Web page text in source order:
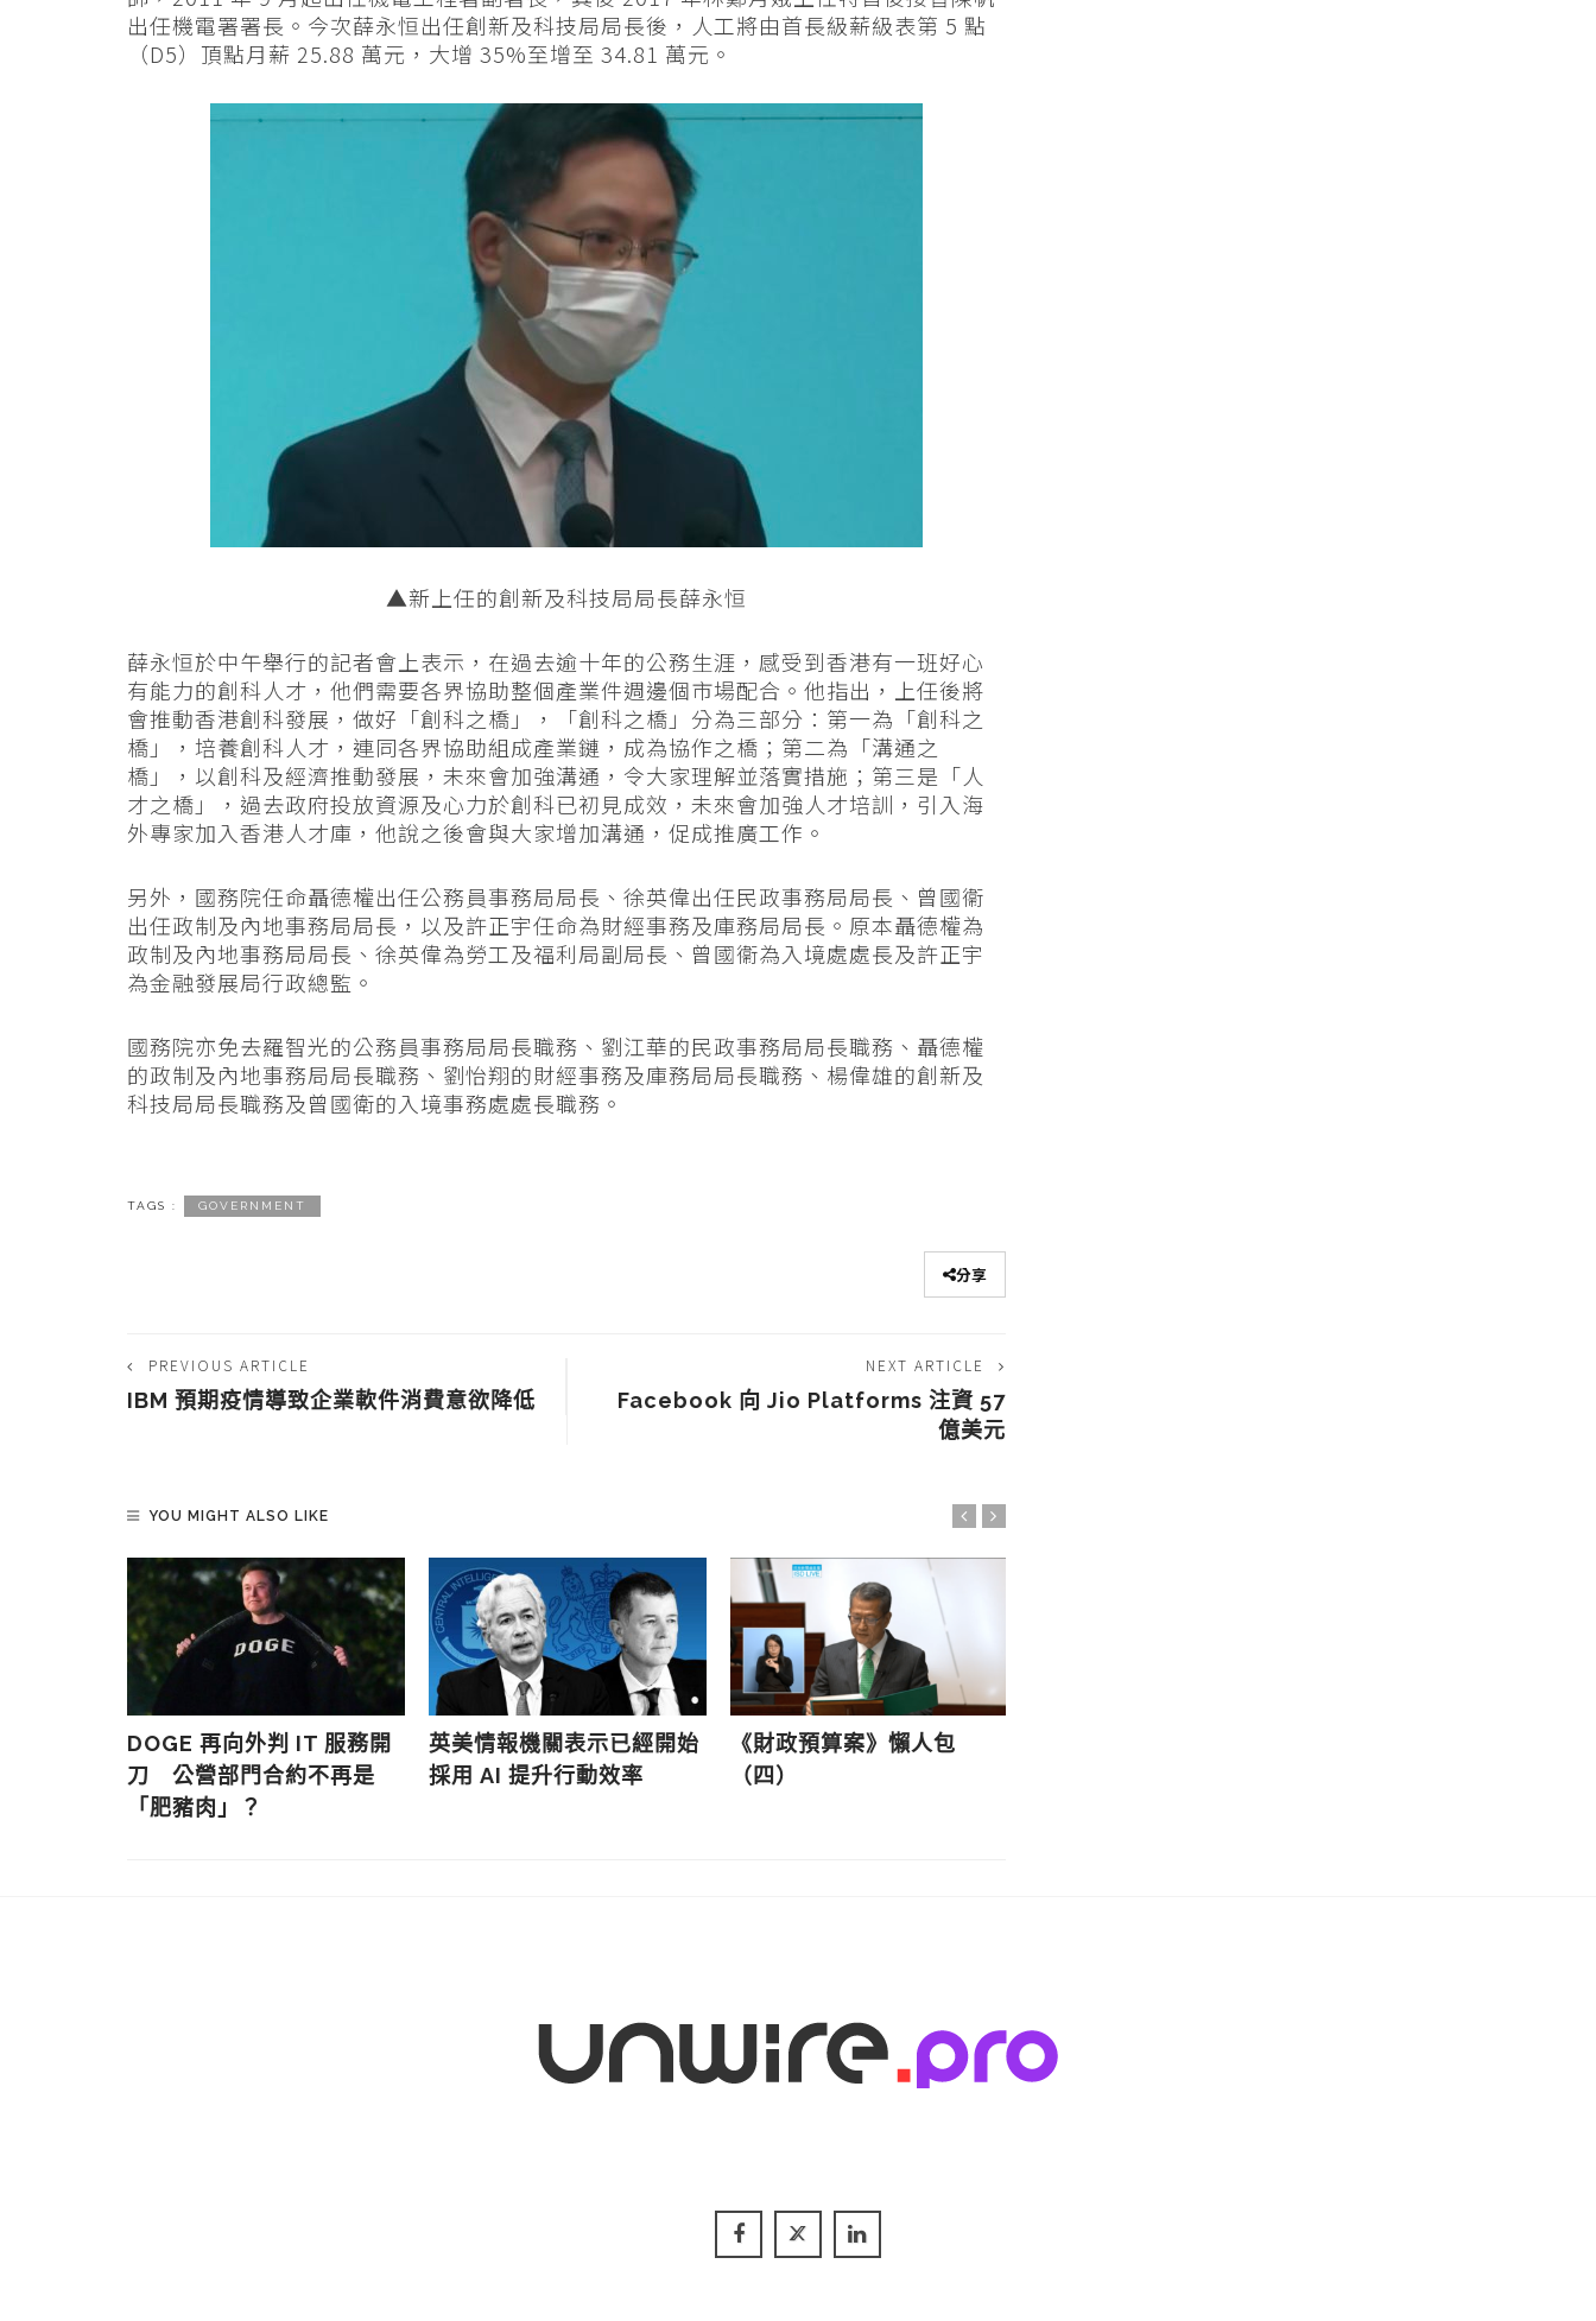
出任機電署署長。今次薛永恒出任創新及科技局局長後，人工將由首長級薪級表第 5 點
（D5）頂點月薪 25.88 萬元，大增 35%至增至 34.81 萬元。
▲新上任的創新及科技局局長薛永恒
薛永恒於中午舉行的記者會上表示，在過去逾十年的公務生涯，感受到香港有一班好心
有能力的創科人才，他們需要各界協助整個產業件週邊個市場配合。他指出，上任後將
會推動香港創科發展，做好「創科之橋」，「創科之橋」分為三部分：第一為「創科之
橋」，培養創科人才，連同各界協助組成產業鏈，成為協作之橋；第二為「溝通之
橋」，以創科及經濟推動發展，未來會加強溝通，令大家理解並落實措施；第三是「人
才之橋」，過去政府投放資源及心力於創科已初見成效，未來會加強人才培訓，引入海
外專家加入香港人才庫，他說之後會與大家增加溝通，促成推廣工作。
另外，國務院任命聶德權出任公務員事務局局長、徐英偉出任民政事務局局長、曾國衞
出任政制及內地事務局局長，以及許正宇任命為財經事務及庫務局局長。原本聶德權為
政制及內地事務局局長、徐英偉為勞工及福利局副局長、曾國衞為入境處處長及許正宇
為金融發展局行政總監。
國務院亦免去羅智光的公務員事務局局長職務、劉江華的民政事務局局長職務、聶德權
的政制及內地事務局局長職務、劉怡翔的財經事務及庫務局局長職務、楊偉雄的創新及
科技局局長職務及曾國衛的入境事務處處長職務。
TAGS : GOVERNMENT
分享
PREVIOUS ARTICLE
IBM 預期疫情導致企業軟件消費意欲降低
NEXT ARTICLE
Facebook 向 Jio Platforms 注資 57
億美元
YOU MIGHT ALSO LIKE
DOGE 再向外判 IT 服務開
刀 公營部門合約不再是
「肥豬肉」？
英美情報機關表示已經開始
採用 AI 提升行動效率
《財政預算案》懶人包
（四）